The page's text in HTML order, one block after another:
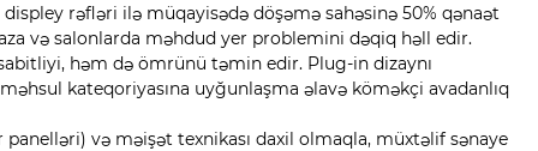
rəfləri ilə müqayisədə döşəmə sahəsinə 50% qənaət
və salonlarda məhdud yer problemini dəqiq həll edir.
həm də ömrünü təmin edir. Plug-in dizaynı
kateqoriyasına uyğunlaşma əlavə köməkçi avadanlıq
və məişət texnikası daxil olmaqla, müxtəlif sənaye